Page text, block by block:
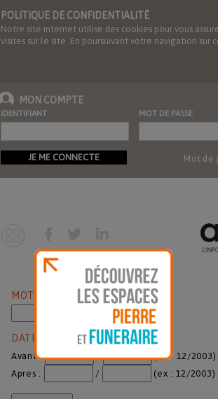
POLITIQUE DE CONFIDENTIALITÉ
Notre site internet utilise des cookies pour vous
visites sur le site. En poursuivant votre navigation
MON COMPTE
IDENTIFIANT MOT DE PASSE
JE ME CONNECTE Mot de
MOTS CLES
DATE DE PUBLICATION
Avant : /
(ex : 12/2003)
Apres :
/ (ex : 12/2003)